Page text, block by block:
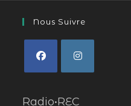
Nous Suivre
Radio•REC